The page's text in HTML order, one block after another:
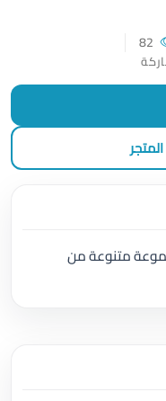
متنوعة من